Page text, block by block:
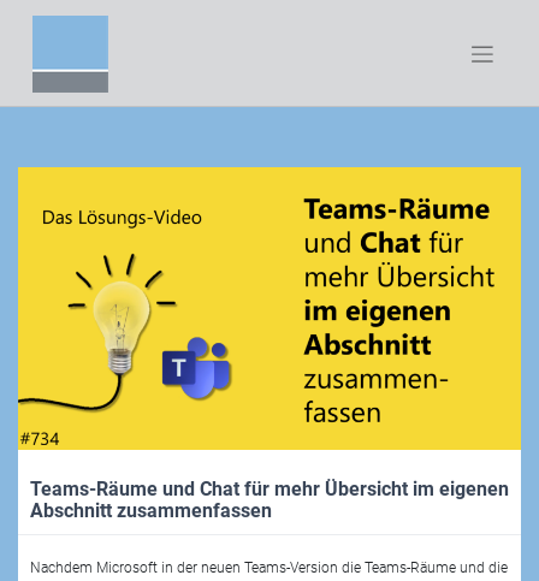
Teams-Räume und Chat für mehr Übersicht im eigenen
Abschnitt zusammenfassen
Nachdem Microsoft in der neuen Teams-Version die Teams-Räume und die